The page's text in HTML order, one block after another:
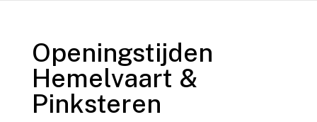
Openingstijden
Hemelvaart &
Pinksteren